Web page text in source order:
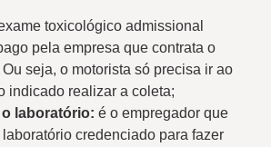
toxicológico admissional
pela empresa que contrata o
Ou seja, o motorista só precisa ir ao
indicado realizar a coleta;
laboratório: é o empregador que
credenciado para fazer